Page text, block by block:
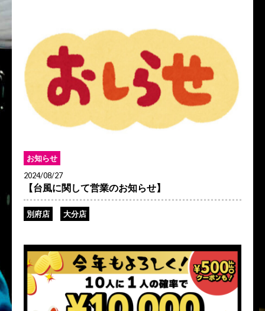
お知らせ
2024/08/27
【台風に関して営業のお知らせ】
別府店 大分店